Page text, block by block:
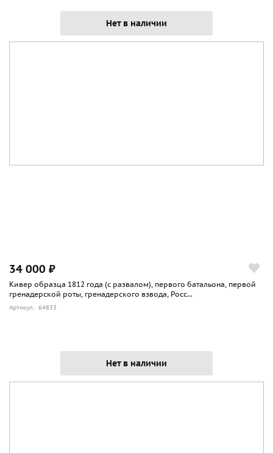
Нет в наличии
34 000 ₽
Кивер образца 1812 года (с развалом), первого батальона, первой
гренадерской роты, гренадерского взвода, Росс...
Артикул: 64833
Нет в наличии